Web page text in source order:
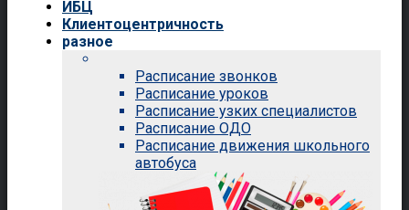
ИБЦ
Клиентоцентричность
разное
Расписание звонков
Расписание уроков
Расписание узких специалистов
Расписание ОДО
Расписание движения школьного
автобуса